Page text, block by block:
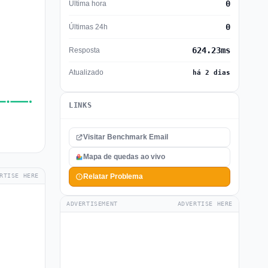
HERE
Última hora 0
Últimas 24h 0
Resposta 624.23ms
Atualizado há 2 dias
LINKS
Visitar Benchmark Email
Mapa de quedas ao vivo
Relatar Problema
ADVERTISEMENT ADVERTISE HERE